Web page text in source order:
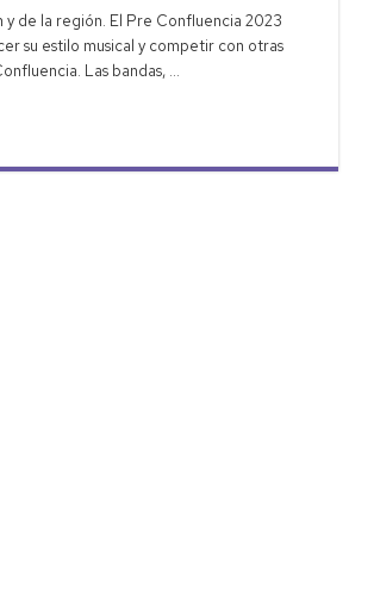
de Vaca Muerta enfrentan crisis de morosos
hacia escuelas del futuro
de la región. El Pre Confluencia 2023
su estilo musical y competir con otras
Las bandas, …